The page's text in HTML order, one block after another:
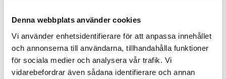
Denna webbplats använder cookies
Vi använder enhetsidentifierare för att anpassa innehållet
och annonserna till användarna, tillhandahålla funktioner
för sociala medier och analysera vår trafik. Vi
vidarebefordrar även sådana identifierare och annan